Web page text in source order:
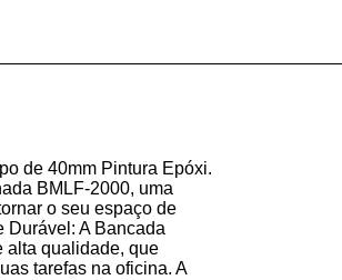
de 40mm Pintura Epóxi.
BMLF-2000, uma
o seu espaço de
Durável: A Bancada
alta qualidade, que
tarefas na oficina. A